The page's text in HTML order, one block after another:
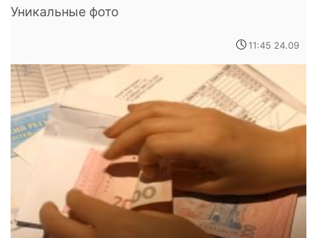
Уникальные фото
11:45 24.09